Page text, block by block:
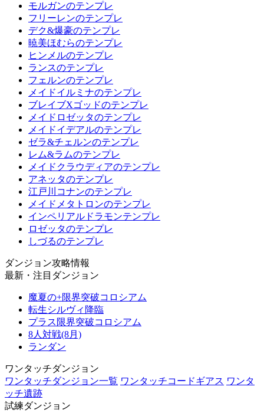
モルガンのテンプレ
フリーレンのテンプレ
デク&爆豪のテンプレ
暁美ほむらのテンプレ
ヒンメルのテンプレ
ランスのテンプレ
フェルンのテンプレ
メイドイルミナのテンプレ
ブレイブXゴッドのテンプレ
メイドロゼッタのテンプレ
メイドイデアルのテンプレ
ゼラ&チェルンのテンプレ
レム&ラムのテンプレ
メイドクラウディアのテンプレ
アネッタのテンプレ
江戸川コナンのテンプレ
メイドメタトロンのテンプレ
インペリアルドラモンテンプレ
ロゼッタのテンプレ
しづるのテンプレ
ダンジョン攻略情報
最新・注目ダンジョン
魔夏の+限界突破コロシアム
転生シルヴィ降臨
プラス限界突破コロシアム
8人対戦(8月)
ランダン
ワンタッチダンジョン
ワンタッチダンジョン一覧 ワンタッチコードギアス ワンタ
ッチ遺跡
試練ダンジョン